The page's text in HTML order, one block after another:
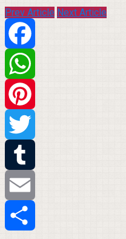
Prev Article Next Article
Facebook
WhatsApp
Pinterest
Twitter
Tumblr
Email